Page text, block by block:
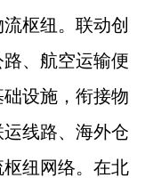
枢纽。联动创
、航空运输便
设施，衔接物
线路、海外仓
纽网络。在北